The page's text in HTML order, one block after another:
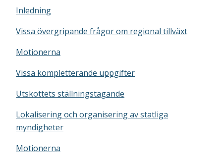
Inledning
Vissa övergripande frågor om regional tillväxt
Motionerna
Vissa kompletterande uppgifter
Utskottets ställningstagande
Lokalisering och organisering av statliga
myndigheter
Motionerna